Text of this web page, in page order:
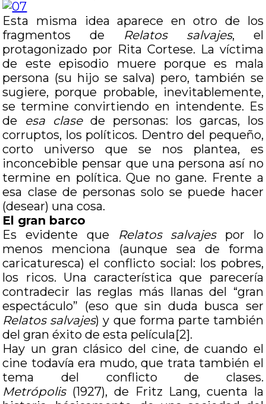
Esta misma idea aparece en otro de los
fragmentos de Relatos salvajes, el
protagonizado por Rita Cortese. La víctima
de este episodio muere porque es mala
persona (su hijo se salva) pero, también se
sugiere, porque probable, inevitablemente,
se termine convirtiendo en intendente. Es
de esa clasede personas: los garcas, los
corruptos, los políticos. Dentro del pequeño,
corto universo que se nos plantea, es
inconcebible pensar que una persona así no
termine en política. Que no gane. Frente a
esa clase de personas solo se puede hacer
(desear) una cosa.
El gran barco
Es evidente que
Relatos salvajespor lo
menos menciona (aunque sea de forma
caricaturesca) el conflicto social: los pobres,
los ricos. Una característica que parecería
contradecir las reglas más llanas del “gran
espectáculo” (eso que sin duda busca ser
Relatos salvajes) y que forma parte también
del gran éxito de esta película[2].
Hay un gran clásico del cine, de cuando el
cine todavía era mudo, que trata también el
tema del conflicto de clases.
Metrópolis (1927), de Fritz Lang, cuenta la